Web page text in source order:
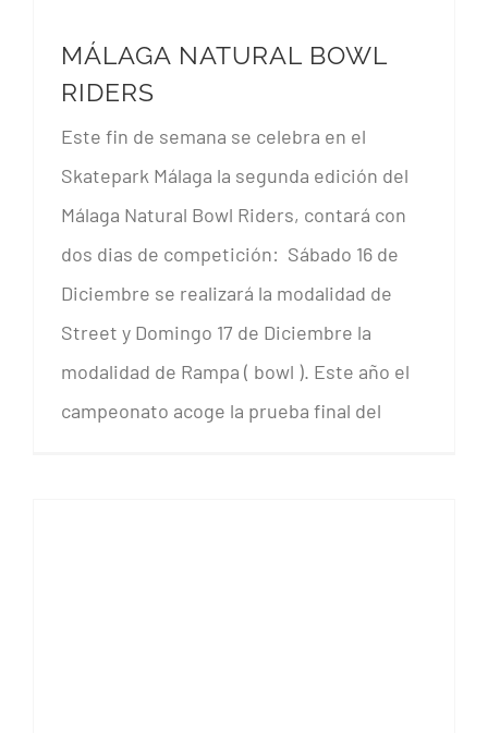
MÁLAGA NATURAL BOWL
RIDERS
Este fin de semana se celebra en el
Skatepark Málaga la segunda edición del
Málaga Natural Bowl Riders, contará con
dos dias de competición: Sábado 16 de
Diciembre se realizará la modalidad de
Street y Domingo 17 de Diciembre la
modalidad de Rampa ( bowl ). Este año el
campeonato acoge la prueba final del